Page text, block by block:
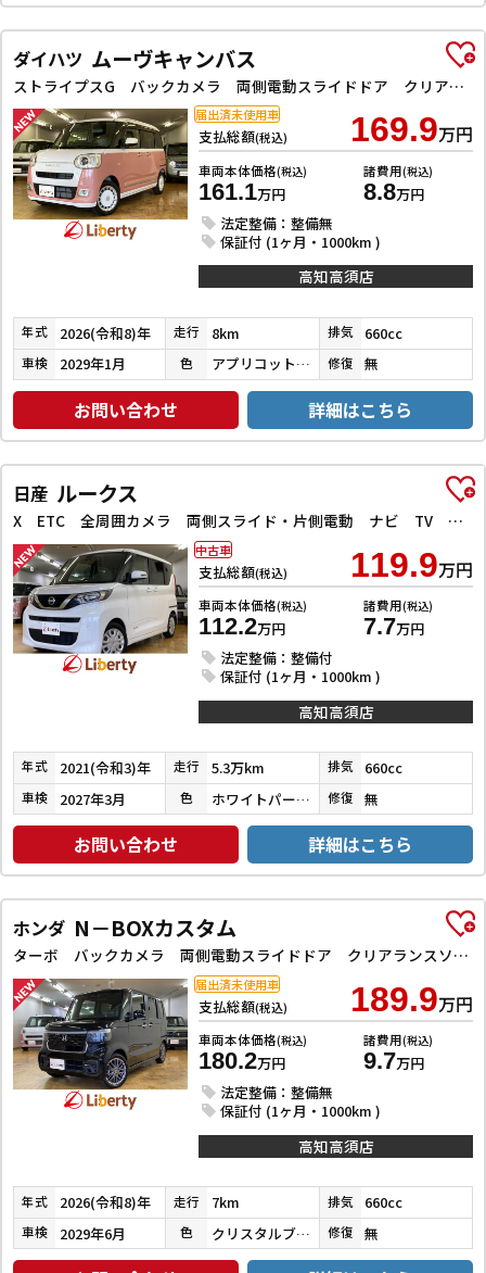
ダイハツ ムーヴキャンバス
ストライプスG バックカメラ 両側電動スライドドア クリアランスソナー 衝突被害軽減システム オートライト LEDヘッドランプ スマートキー アイドリングストップ 電動格納ミラー シートヒーター ベンチシート CVT
支払総額(税込) 169.9万円
車両本体価格(税込)
161.1万円
諸費用(税込)
8.8万円
法定整備：整備無
保証付 (1ヶ月・1000km )
届出済未使用車
高知高須店
年式 2026(令和8)年 走行 8km 排気 660cc
車検 2029年1月 色 アプリコットピンクメタリック／シャイニングホワイトパール 修復 無
お問い合わせ 詳細はこちら
日産 ルークス
X ETC 全周囲カメラ 両側スライド・片側電動 ナビ TV クリアランスソナー 衝突被害軽減システム オートライト スマートキー アイドリングストップ 電動格納ミラー ベンチシート CVT
支払総額(税込) 119.9万円
車両本体価格(税込)
112.2万円
諸費用(税込)
7.7万円
法定整備：整備付
保証付 (1ヶ月・1000km )
中古車
高知高須店
年式 2021(令和3)年 走行 5.3万km 排気 660cc
車検 2027年3月 色 ホワイトパール３コートパール 修復 無
お問い合わせ 詳細はこちら
ホンダ N－BOXカスタム
ターボ バックカメラ 両側電動スライドドア クリアランスソナー オートクルーズコントロール レーンアシスト 衝突被害軽減システム オートライト LEDヘッドランプ スマートキー アイドリングストップ
支払総額(税込) 189.9万円
車両本体価格(税込)
180.2万円
諸費用(税込)
9.7万円
法定整備：整備無
保証付 (1ヶ月・1000km )
届出済未使用車
高知高須店
年式 2026(令和8)年 走行 7km 排気 660cc
車検 2029年6月 色 クリスタルブラックパール 修復 無